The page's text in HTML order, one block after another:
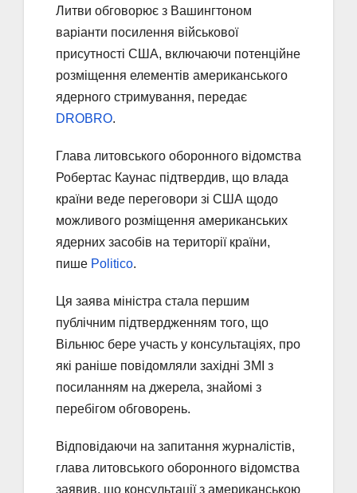
Литви обговорює з Вашингтоном
варіанти посилення військової
присутності США, включаючи потенційне
розміщення елементів американського
ядерного стримування, передає
DROBRO.
Глава литовського оборонного відомства
Робертас Каунас підтвердив, що влада
країни веде переговори зі США щодо
можливого розміщення американських
ядерних засобів на території країни,
пише Politico.
Ця заява міністра стала першим
публічним підтвердженням того, що
Вільнюс бере участь у консультаціях, про
які раніше повідомляли західні ЗМІ з
посиланням на джерела, знайомі з
перебігом обговорень.
Відповідаючи на запитання журналістів,
глава литовського оборонного відомства
заявив, що консультації з американською